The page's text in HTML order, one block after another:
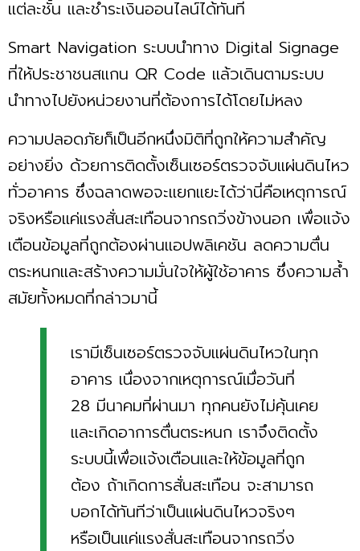
แต่ละชั้น และชำระเงินออนไลน์ได้ทันที
Smart Navigation ระบบนำทาง Digital Signage
ที่ให้ประชาชนสแกน QR Code แล้วเดินตามระบบ
นำทางไปยังหน่วยงานที่ต้องการได้โดยไม่หลง
ความปลอดภัยก็เป็นอีกหนึ่งมิติที่ถูกให้ความสำคัญ
อย่างยิ่ง ด้วยการติดตั้งเซ็นเซอร์ตรวจจับแผ่นดินไหว
ทั่วอาคาร ซึ่งฉลาดพอจะแยกแยะได้ว่านี่คือเหตุการณ์
จริงหรือแค่แรงสั่นสะเทือนจากรถวิ่งข้างนอก เพื่อแจ้ง
เตือนข้อมูลที่ถูกต้องผ่านแอปพลิเคชัน ลดความตื่น
ตระหนกและสร้างความมั่นใจให้ผู้ใช้อาคาร ซึ่งความล้ำ
สมัยทั้งหมดที่กล่าวมานี้
เรามีเซ็นเซอร์ตรวจจับแผ่นดินไหวในทุก
อาคาร เนื่องจากเหตุการณ์เมื่อวันที่
28 มีนาคมที่ผ่านมา ทุกคนยังไม่คุ้นเคย
และเกิดอาการตื่นตระหนก เราจึงติดตั้ง
ระบบนี้เพื่อแจ้งเตือนและให้ข้อมูลที่ถูก
ต้อง ถ้าเกิดการสั่นสะเทือน จะสามารถ
บอกได้ทันทีว่าเป็นแผ่นดินไหวจริงๆ
หรือเป็นแค่แรงสั่นสะเทือนจากรถวิ่ง